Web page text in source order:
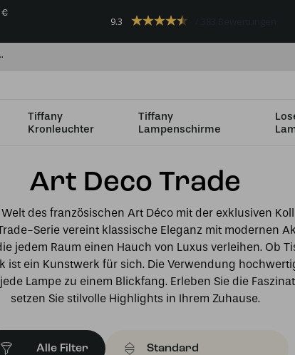
€
9.3
Tiffany
Kronleuchter
Tiffany
Lampenschirme
Art Deco Trade
des französischen Art Déco mit der exklusiven
Serie vereint klassische Eleganz mit modernen
jedem Raum einen Hauch von Luxus verleihen. Ob
ist ein Kunstwerk für sich. Die Verwendung
Lampe zu einem Blickfang. Erleben Sie die
setzen Sie stilvolle Highlights in Ihrem Zuhause.
Alle Filter